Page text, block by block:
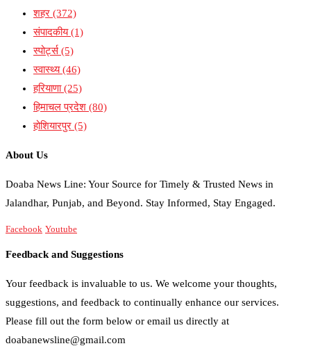
शहर (372)
संपादकीय(1)
स्पोर्ट्स(5)
स्वास्थ्य(46)
हरियाणा(25)
हिमाचल प्रदेश (80)
होशियारपुर (5)
About Us
Doaba News Line: Your Source for Timely & Trusted News in
Jalandhar, Punjab, and Beyond. Stay Informed, Stay Engaged.
Facebook Youtube
Feedback and Suggestions
Your feedback is invaluable to us. We welcome your thoughts,
suggestions, and feedback to continually enhance our services.
Please fill out the form below or email us directly at
doabanewsline@gmail.com